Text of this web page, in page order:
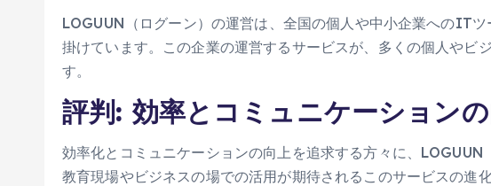
LOGUUN（ログーン）の運営は、全国の個人や中小企業へのIT
掛けています。この企業の運営するサービスが、多くの個人やビ
す。
評判: 効率とコミュニケーション
効率化とコミュニケーションの向上を追求する方々に、
教育現場やビジネスの場での活用が期待されるこのサービスの進